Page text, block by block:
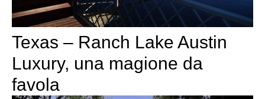
Texas – Ranch Lake Austin
Luxury, una magione da
favola